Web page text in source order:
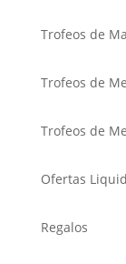
Trofeos de
Trofeos de
Trofeos de
Ofertas
Regalos